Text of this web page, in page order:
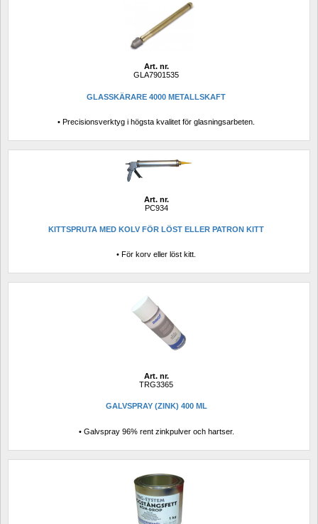
Art. nr.
GLA7901535
GLASSKÄRARE 4000 METALLSKAFT
• Precisionsverktyg i högsta kvalitet för glasningsarbeten.
Art. nr.
PC934
KITTSPRUTA MED KOLV FÖR LÖST ELLER PATRON KITT
• För korv eller löst kitt.
Art. nr.
TRG3365
GALVSPRAY (ZINK) 400 ML
• Galvspray 96% rent zinkpulver och hartser.